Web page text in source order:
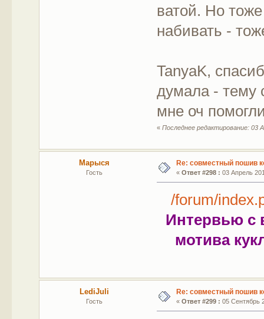
ватой. Но
набивать -
TanyaK,
думала - тему
мне оч
«Последнее редактирование: 03
Марыся
Гость
Re: совместный пошив
« Ответ #298 : 03 Апрель
/forum/
Интервью с
мотива
LediJuli
Гость
Re: совместный пошив
« Ответ #299 : 05 Сентябрь